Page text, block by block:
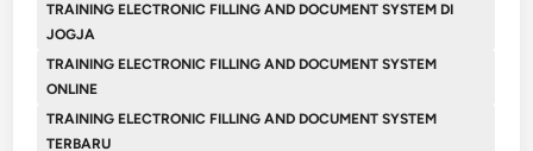
TRAINING ELECTRONIC FILLING AND DOCUMENT SYSTEM DI
JOGJA
TRAINING ELECTRONIC FILLING AND DOCUMENT SYSTEM
ONLINE
TRAINING ELECTRONIC FILLING AND DOCUMENT SYSTEM
TERBARU